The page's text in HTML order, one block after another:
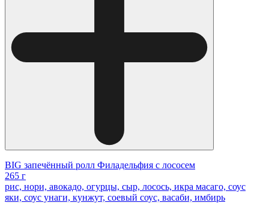
BIG запечённый ролл Филадельфия с лососем
265 г
рис, нори, авокадо, огурцы, сыр, лосось, икра масаго, соус
яки, соус унаги, кунжут, соевый соус, васаби, имбирь